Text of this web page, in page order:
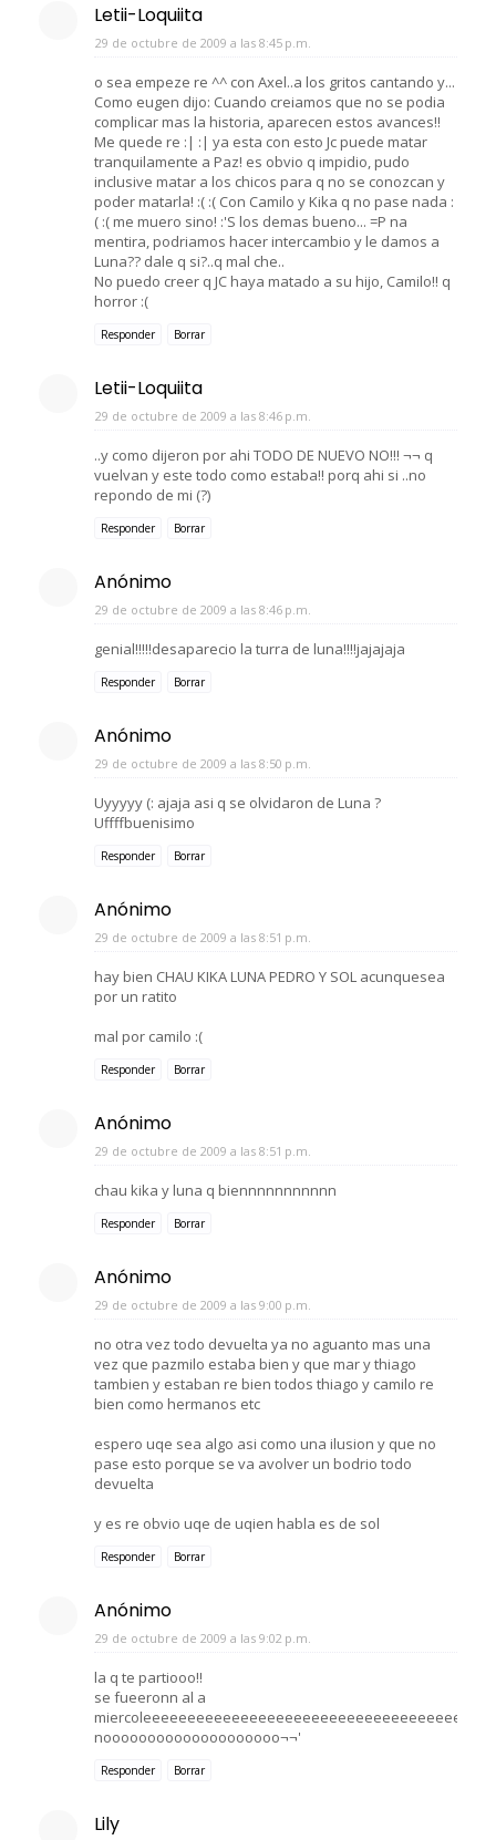
Letii-Loquiita
29 de octubre de 2009 a las 8:45 p.m.
o sea empeze re ^^ con Axel..a los gritos cantando y...
Como eugen dijo: Cuando creiamos que no se podia
complicar mas la historia, aparecen estos avances!!
Me quede re :| :| ya esta con esto Jc puede matar
tranquilamente a Paz! es obvio q impidio, pudo
inclusive matar a los chicos para q no se conozcan y
poder matarla! :( :( Con Camilo y Kika q no pase nada :
( :( me muero sino! :'S los demas bueno... =P na
mentira, podriamos hacer intercambio y le damos a
Luna?? dale q si?..q mal che..
No puedo creer q JC haya matado a su hijo, Camilo!! q
horror :(
Responder Borrar
Letii-Loquiita
29 de octubre de 2009 a las 8:46 p.m.
..y como dijeron por ahi TODO DE NUEVO NO!!! ¬¬ q
vuelvan y este todo como estaba!! porq ahi si ..no
repondo de mi (?)
Responder Borrar
Anónimo
29 de octubre de 2009 a las 8:46 p.m.
genial!!!!!desaparecio la turra de luna!!!!jajajaja
Responder Borrar
Anónimo
29 de octubre de 2009 a las 8:50 p.m.
Uyyyyy (: ajaja asi q se olvidaron de Luna ?
Uffffbuenisimo
Responder Borrar
Anónimo
29 de octubre de 2009 a las 8:51 p.m.
hay bien CHAU KIKA LUNA PEDRO Y SOL acunquesea
por un ratito
mal por camilo :(
Responder Borrar
Anónimo
29 de octubre de 2009 a las 8:51 p.m.
chau kika y luna q biennnnnnnnnnn
Responder Borrar
Anónimo
29 de octubre de 2009 a las 9:00 p.m.
no otra vez todo devuelta ya no aguanto mas una
vez que pazmilo estaba bien y que mar y thiago
tambien y estaban re bien todos thiago y camilo re
bien como hermanos etc
espero uqe sea algo asi como una ilusion y que no
pase esto porque se va avolver un bodrio todo
devuelta
y es re obvio uqe de uqien habla es de sol
Responder Borrar
Anónimo
29 de octubre de 2009 a las 9:02 p.m.
la q te partiooo!!
se fueeronn al a
noooooooooooooooooooo¬¬'
Responder Borrar
Lily